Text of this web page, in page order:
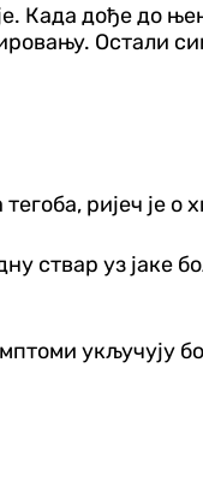
Када дође до
Остали
ријеч је
ствар уз јаке
укључују